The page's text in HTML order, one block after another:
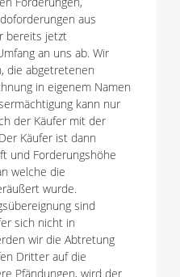
aus
bereits jetzt
an uns ab. Wir
die abgetretenen
in eigenem Namen
kann nur
der Käufer mit der
Käufer ist dann
und Forderungshöhe
welche die
wurde.
sind
sich nicht in
wir die Abtretung
Dritter auf die
Pfändungen, wird der